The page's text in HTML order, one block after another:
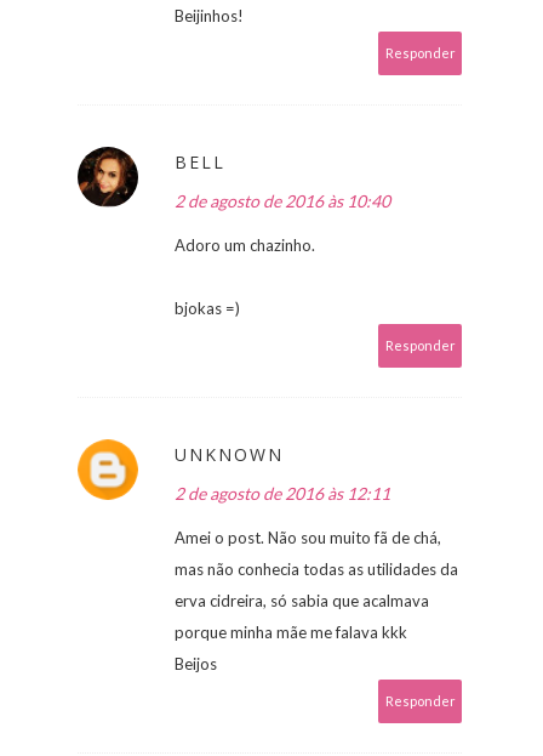
Beijinhos!
Responder
BELL
2 de agosto de 2016 às 10:40
Adoro um chazinho.
bjokas =)
Responder
UNKNOWN
2 de agosto de 2016 às 12:11
Amei o post. Não sou muito fã de chá,
mas não conhecia todas as utilidades da
erva cidreira, só sabia que acalmava
porque minha mãe me falava kkk
Beijos
Responder